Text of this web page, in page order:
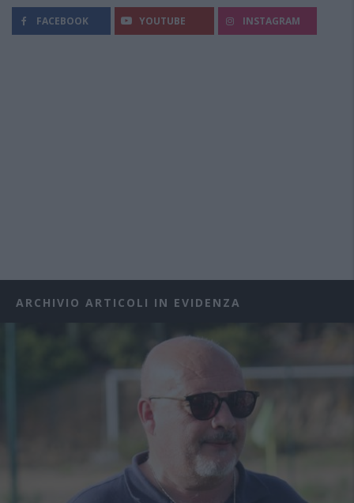
FACEBOOK YOUTUBE INSTAGRAM
ARCHIVIO ARTICOLI IN EVIDENZA